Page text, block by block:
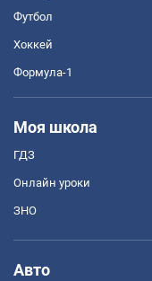
Футбол
Хоккей
Формула-1
Моя школа
ГДЗ
Онлайн уроки
ЗНО
Авто